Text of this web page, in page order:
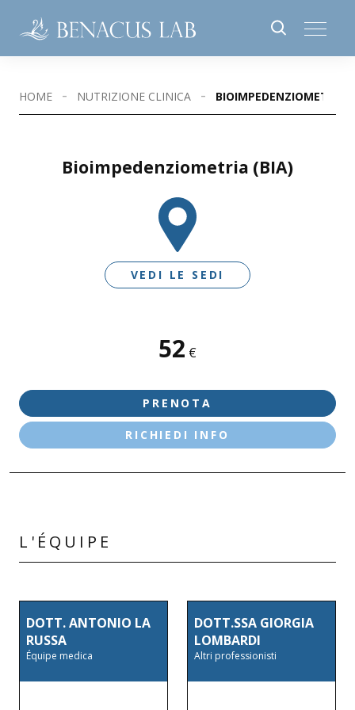
HOME NUTRIZIONE CLINICA BIOIMPEDENZIOMETRIA
Bioimpedenziometria (BIA)
VEDI LE SEDI
DESENZANO D/G - VIA NAZARIO SAURO
52 €
PRENOTA
RICHIEDI INFO
L'ÉQUIPE
DOTT. ANTONIO LA
RUSSA
Équipe medica
DOTT.SSA GIORGIA
LOMBARDI
Altri professionisti